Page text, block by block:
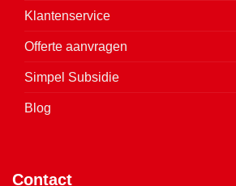
Klantenservice
Offerte aanvragen
Simpel Subsidie
Blog
Contact